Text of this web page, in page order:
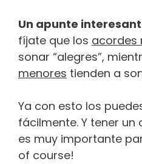
Un apunte
fíjate que los acordes
sonar “alegres”,
menores tienden a
Ya con esto los
fácilmente. Y tener
es muy importante
of course!